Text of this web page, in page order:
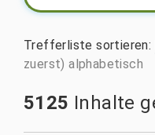
Trefferliste sortieren:
zuerst) alphabetisch
5125 Inhalte